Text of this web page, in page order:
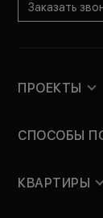
Заказать
ПРОЕКТЫ
СПОСОБЫ
КВАРТИРЫ